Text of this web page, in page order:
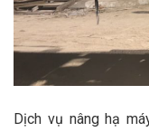
Dịch vụ nâng hạ